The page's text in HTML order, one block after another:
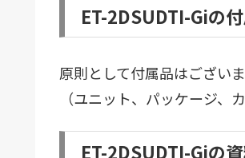
ET-2DSUDTI-Giの
原則として付属品はござい
（ユニット、パッケージ、
ET-2DSUDTI-Giの